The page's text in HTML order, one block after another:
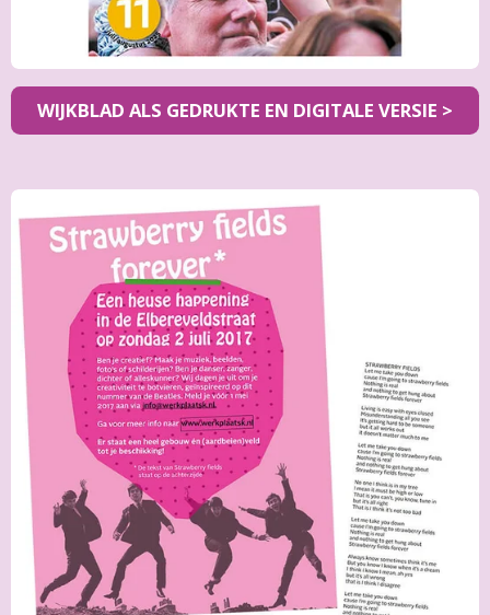
WIJKBLAD ALS GEDRUKTE EN DIGITALE VERSIE >